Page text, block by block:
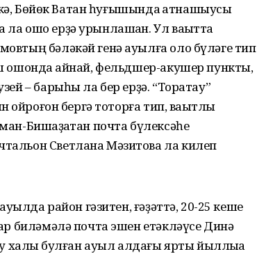
Бөйөк Ватан һуғышында ҡатнашыусы
ошо ерҙә урынлашҡан. Ул ваҡытта
бәләкәй генә ауылға оло бүләге тип
ошонда ҡайнай, фельдшер-акушер пункты,
– барыһы ла бер ерҙә. “Торатау”
бергә тоторға тип, ваҡытлы
Бишҡаҙаҡтан почта бүлексәһе
Светлана Мәзитова ла килеп
район гәзитен, ғәҙәттә, 20-25 кеше
биләмәлә почта эшен етәкләүсе Динә
булған ауыл алдағы ярты йыллыҡҡа